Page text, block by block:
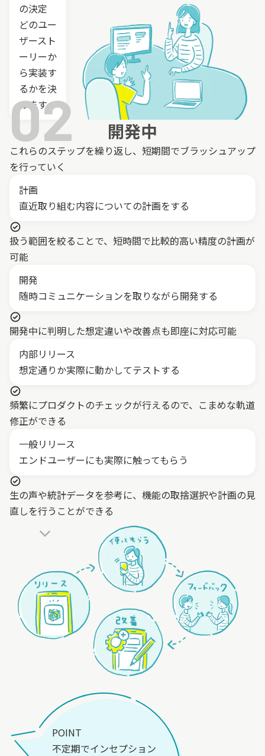
の決定
どのユー
ザースト
ーリーか
ら実装す
るかを決
めます
開発中
これらのステップを繰り返し、 短期間でブラッシュアップ
を行っていく
02
計画
直近取り組む内容についての計画をする
扱う範囲を絞ることで、短時間で比較的高い精度の計画が
可能
開発
随時コミュニケーションを取りながら開発する
開発中に判明した想定違いや改善点も即座に対応可能
内部リリース
想定通りか実際に動かしてテストする
頻繁にプロダクトのチェックが行えるので、こまめな軌道
修正ができる
一般リリース
エンドユーザーにも実際に触ってもらう
生の声や統計データを参考に、機能の取捨選択や計画の見
直しを行うことができる
POINT
不定期でインセプション